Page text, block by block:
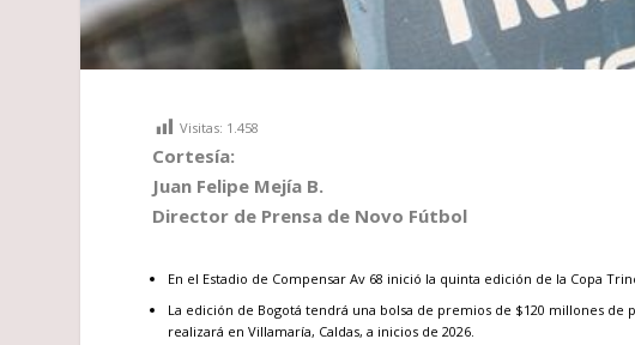
Visitas: 1.458
Cortesía:
Juan Felipe Mejía B.
Director de Prensa de Novo Fútbol
En el Estadio de Compensar Av 68 inició la quinta edición de la Copa
La edición de Bogotá tendrá una bolsa de premios de $120 millones de
realizará en Villamaría, Caldas, a inicios de 2026.